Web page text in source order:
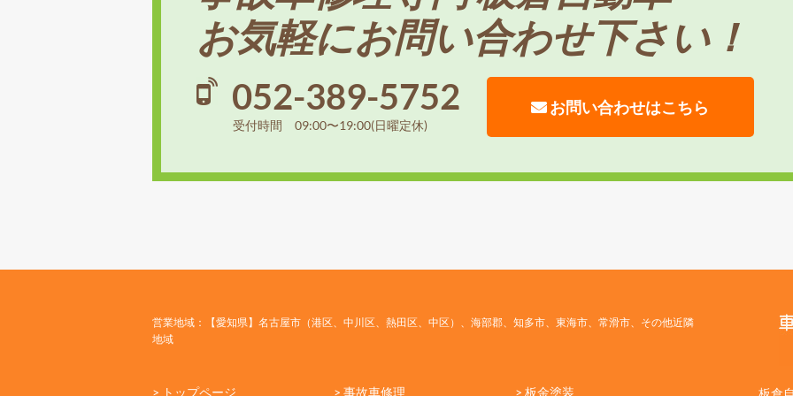
お気軽にお問い合わせ下さい！
052-389-5752
受付時間 09:00〜19:00(日曜定休)
お問い合わせはこちら
営業地域：【愛知県】名古屋市（港区、中川区、熱田区、中区）、海部郡、知多市、東海市、常滑市、その他近隣
地域
> トップページ > 事故車修理 > 板金塗装 板倉